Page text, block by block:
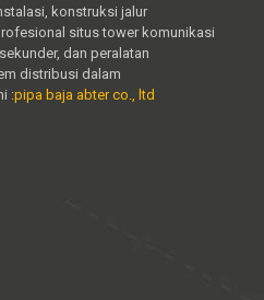
konstruksi jalur
situs tower komunikasi
dan peralatan
distribusi dalam
:pipa baja abter co., ltd